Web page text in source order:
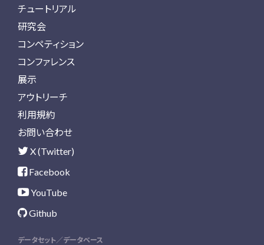
チュートリアル
研究会
コンペティション
コンファレンス
展示
アウトリーチ
利用規約
お問い合わせ
X (Twitter)
Facebook
YouTube
Github
データセット／データベース